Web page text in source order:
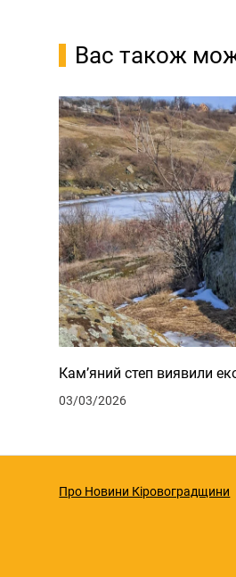
Вас також
Кам’яний степ виявили
03/03/2026
Про Новини Кіровоградщини